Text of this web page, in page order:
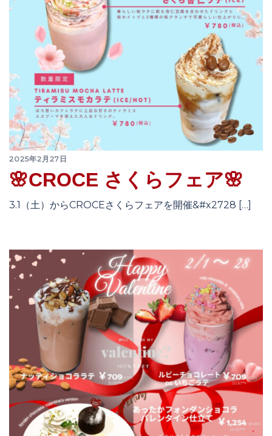
2025年2月27日
🌸CROCE さくらフェア🌸
3.1（土）からCROCEさくらフェアを開催&#x2728 […]